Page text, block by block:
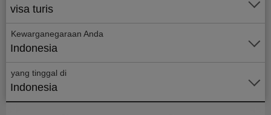
visa turis
Kewarganegaraan Anda
Indonesia
yang tinggal di
Indonesia